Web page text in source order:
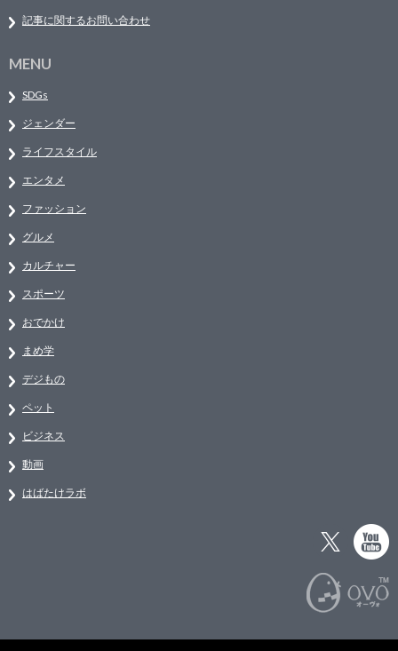
記事に関するお問い合わせ
MENU
SDGs
ジェンダー
ライフスタイル
エンタメ
ファッション
グルメ
カルチャー
スポーツ
おでかけ
まめ学
デジもの
ペット
ビジネス
動画
はばたけラボ